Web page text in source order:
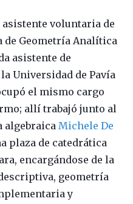
asistente voluntaria de
de Geometría Analítica
asistente de
Universidad de Pavía
el mismo cargo
allí trabajó junto al
algebraica Michele De
plaza de catedrática
encargándose de la
geometría
y